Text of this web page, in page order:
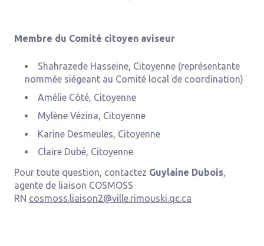
Membre du Comité citoyen aviseur
Shahrazede Hasseine, Citoyenne (représentante
nommée siégeant au Comité local de coordination)
Amélie Côté, Citoyenne
Mylène Vézina, Citoyenne
Karine Desmeules, Citoyenne
Claire Dubé, Citoyenne
Pour toute question, contactez Guylaine Dubois,
agente de liaison COSMOSS
RN cosmoss.liaison2@ville.rimouski.qc.ca